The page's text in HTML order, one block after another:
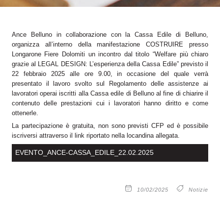
Ance Belluno in collaborazione con la Cassa Edile di Belluno,
organizza all’interno della manifestazione COSTRUIRE presso
Longarone Fiere Dolomiti un incontro dal titolo “Welfare più chiaro
grazie al LEGAL DESIGN: L’esperienza della Cassa Edile” previsto il
22 febbraio 2025 alle ore 9.00, in occasione del quale verrà
presentato il lavoro svolto sul Regolamento delle assistenze ai
lavoratori operai iscritti alla Cassa edile di Belluno al fine di chiarire il
contenuto delle prestazioni cui i lavoratori hanno diritto e come
ottenerle.
La partecipazione è gratuita, non sono previsti CFP ed è possibile
iscriversi attraverso il link riportato nella locandina allegata.
EVENTO_ANCE-CASSA_EDILE_22.02.2025
10/02/2025 Notizie